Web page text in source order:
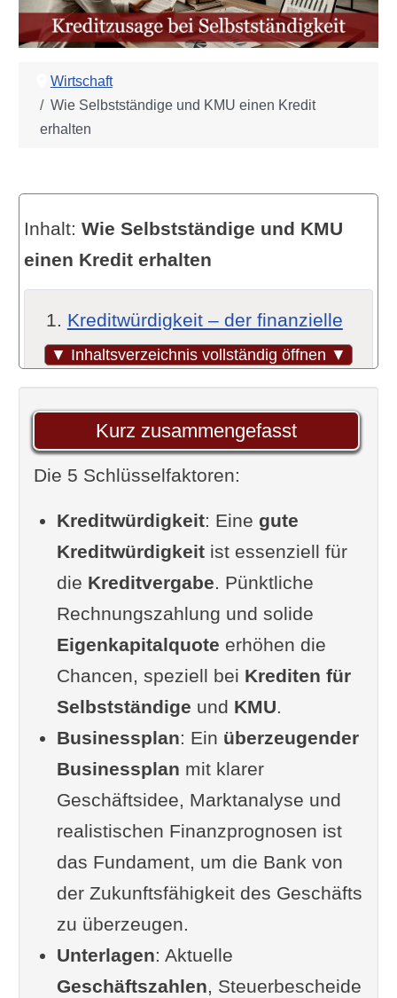
Wirtschaft
Wie Selbstständige und KMU einen Kredit
erhalten
▼ Inhaltsverzeichnis vollständig öffnen ▼
Inhalt: Wie Selbstständige und KMU
einen Kredit erhalten
Kreditwürdigkeit – der finanzielle
Leistungsnachweis
Ein überzeugender Businessplan
als Grundlage
Die richtigen Unterlagen – dein
Schlüssel zur Finanzierung
Das Bankgespräch – Gelegenheit
zur Überzeugung
8 kleinere Empfehlungen, um die
Kreditzusage als Selbstständiger
oder KMU zu erhalten
Ergänzung oder Frage von Ihnen?
Im Zusammenhang interessant
Kurz zusammengefasst
Die 5 Schlüsselfaktoren:
Kreditwürdigkeit: Eine gute
Kreditwürdigkeitist essenziell für
die Kreditvergabe. Pünktliche
Rechnungszahlung und solide
Eigenkapitalquote erhöhen die
Chancen, speziell bei Krediten für
Selbstständige und KMU.
Businessplan: Ein überzeugender
Businessplan mit klarer
Geschäftsidee, Marktanalyse und
realistischen Finanzprognosen ist
das Fundament, um die Bank von
der Zukunftsfähigkeit des Geschäfts
zu überzeugen.
Unterlagen: Aktuelle
Geschäftszahlen, Steuerbescheide